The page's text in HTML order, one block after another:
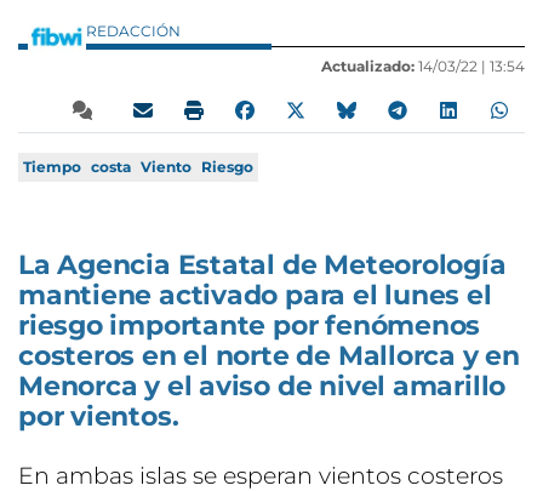
REDACCIÓN
Actualizado: 14/03/22 | 13:54
Tiempo costa Viento Riesgo
La Agencia Estatal de Meteorología
mantiene activado para el lunes el
riesgo importante por fenómenos
costeros en el norte de Mallorca y en
Menorca y el aviso de nivel amarillo
por vientos.
En ambas islas se esperan vientos costeros